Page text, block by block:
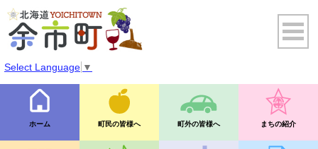
Select Language ▼
ホーム 町民の皆様へ 町外の皆様へ まちの紹介